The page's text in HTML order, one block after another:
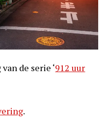
de serie ‘912 uur
.